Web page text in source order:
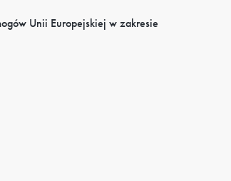
Unii Europejskiej w zakresie